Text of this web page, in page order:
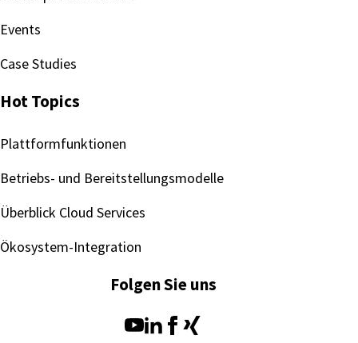
Events
Case Studies
Hot Topics
Plattformfunktionen
Betriebs- und Bereitstellungsmodelle
Überblick Cloud Services
Ökosystem-Integration
Folgen Sie uns